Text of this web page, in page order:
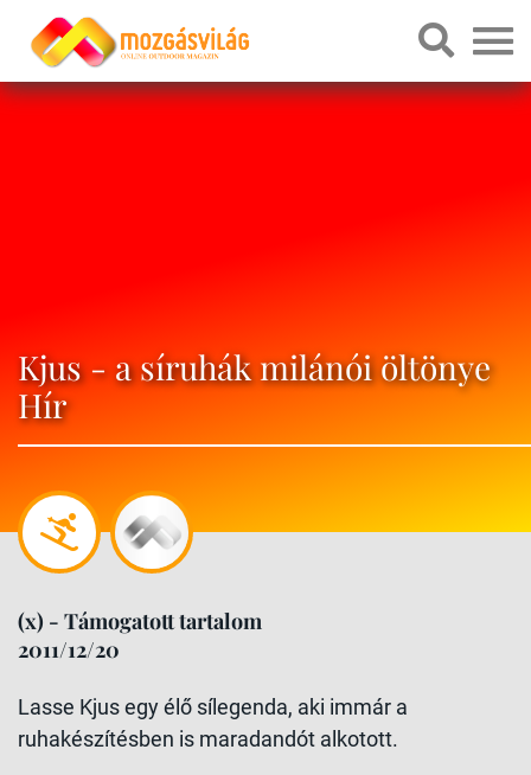
Kjus - a síruhák milánói öltönye
Hír
(x) - Támogatott tartalom
2011/12/20
Lasse Kjus egy élő sílegenda, aki immár a
ruhakészítésben is maradandót alkotott.